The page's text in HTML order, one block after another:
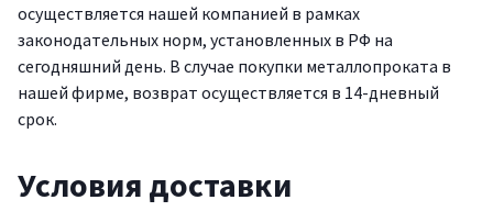
осуществляется нашей компанией в рамках
законодательных норм, установленных в РФ на
сегодняшний день. В случае покупки металлопроката в
нашей фирме, возврат осуществляется в 14-дневный
срок.
Условия доставки